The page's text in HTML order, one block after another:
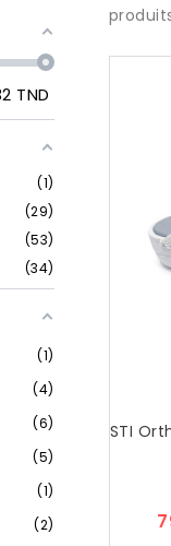
TND
1
29
53
34
1
4
6
5
1
2
STI